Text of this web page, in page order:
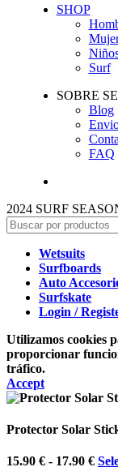
SHOP
Surf
SOBRE
Blog
FAQ
2024 SURF
Wetsuits
Surfboards
Auto
Surfskate
Login /
Utilizamos cookies
proporcionar
tráfico.
Accept
Protector Solar
15.90 € - 17.90 €